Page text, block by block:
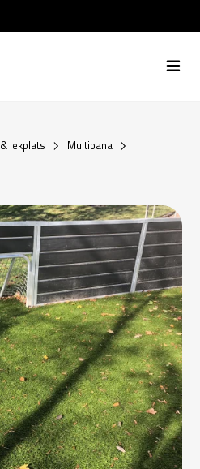
lekplats
Multibana